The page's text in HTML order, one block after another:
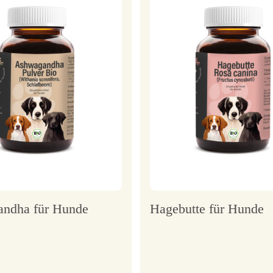
für Hunde Hagebutte für Hunde